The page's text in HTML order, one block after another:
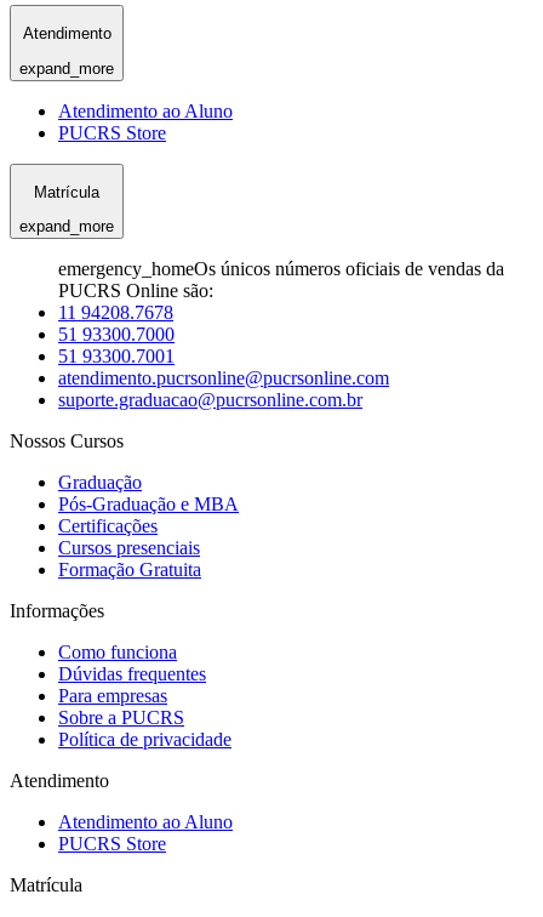
Atendimento
expand_more
Atendimento ao Aluno
PUCRS Store
Matrícula
expand_more
emergency_homeOs únicos números oficiais de vendas da
PUCRS Online são:
11 94208.7678
51 93300.7000
51 93300.7001
atendimento.pucrsonline@pucrsonline.com
suporte.graduacao@pucrsonline.com.br
Nossos Cursos
Graduação
Pós-Graduação e MBA
Certificações
Cursos presenciais
Formação Gratuita
Informações
Como funciona
Dúvidas frequentes
Para empresas
Sobre a PUCRS
Política de privacidade
Atendimento
Atendimento ao Aluno
PUCRS Store
Matrícula